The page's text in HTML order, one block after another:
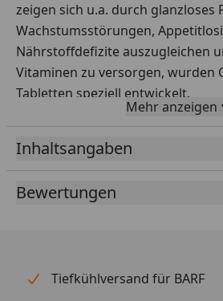
zeigen sich u.a. durch glanzloses
Wachstumsstörungen,
Nährstoffdefizite auszugleichen
Vitaminen zu versorgen, wurden
Tabletten speziell entwickelt.
Zum Ausgleich von
Nährstoffdefiziten
Mit 12 lebenswichtigen
Fördern die Blutbildung, den
Hündinnen, während der
Mehr anzeigen
Inhaltsangaben
Bewertungen
Tiefkühlversand für BARF